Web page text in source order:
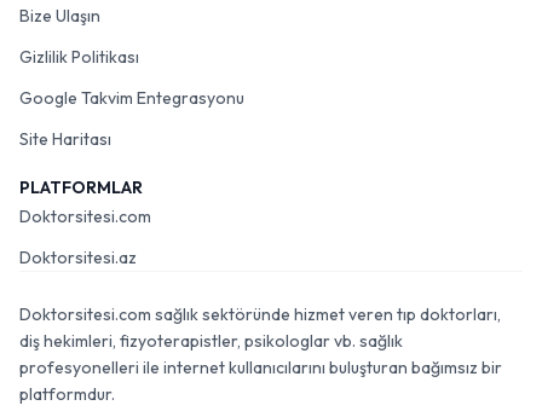
Bize Ulaşın
Gizlilik Politikası
Google Takvim Entegrasyonu
Site Haritası
PLATFORMLAR
Doktorsitesi.com
Doktorsitesi.az
Doktorsitesi.com sağlık sektöründe hizmet veren tıp doktorları,
diş hekimleri, fizyoterapistler, psikologlar vb. sağlık
profesyonelleri ile internet kullanıcılarını buluşturan bağımsız bir
platformdur.